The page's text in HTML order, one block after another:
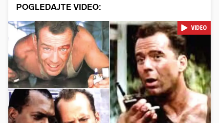
POGLEDAJTE VIDEO:
Pokretanje videa...
VIDEO